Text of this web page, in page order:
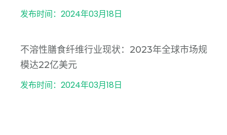
发布时间：2024年03月18日
不溶性膳食纤维行业现状：2023年全球市场规
模达22亿美元
发布时间：2024年03月18日